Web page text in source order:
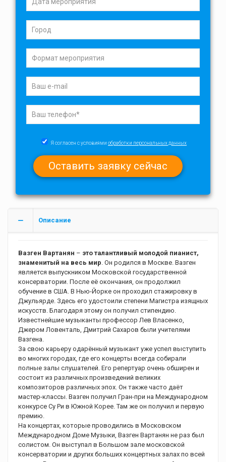
Я согласен с условиями обработки персональных данных
Описание
Вазген Вартанян – это талантливый молодой пианист,
знаменитый на весь мир. Он родился в Москве. Вазген
является выпускником Московской государственной
консерватории. После её окончания, он продолжил
обучение в США. В Нью-Йорке он проходил стажировку в
Джульярде. Здесь его удостоили степени Магистра изящных
искусств. Благодаря этому он получил стипендию.
Известнейшие музыканты профессор Лев Власенко,
Джером Ловенталь, Дмитрий Сахаров были учителями
Вазгена.
За свою карьеру одарённый музыкант уже успел выступить
во многих городах, где его концерты всегда собирали
полные залы слушателей. Его репертуар очень обширен и
состоит из различных произведений великих
композиторов различных эпох. Он также часто даёт
мастер-классы. Вазген получил Гран-при на Международном
конкурсе Су Ри в Южной Корее. Там же он получил и первую
премию.
На концертах, которые проводились в Московском
Международном Доме Музыки, Вазген Вартанян не раз был
солистом. Он выступал в Большом зале московской
консерватории и других больших концертных залах по всей